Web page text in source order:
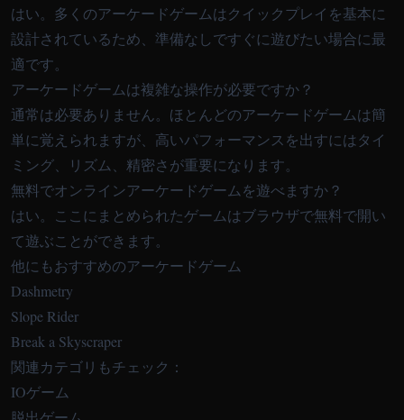
はい。多くのアーケードゲームはクイックプレイを基本に
設計されているため、準備なしですぐに遊びたい場合に最
適です。
アーケードゲームは複雑な操作が必要ですか？
通常は必要ありません。ほとんどのアーケードゲームは簡
単に覚えられますが、高いパフォーマンスを出すにはタイ
ミング、リズム、精密さが重要になります。
無料でオンラインアーケードゲームを遊べますか？
はい。ここにまとめられたゲームはブラウザで無料で開い
て遊ぶことができます。
他にもおすすめのアーケードゲーム
Dashmetry
Slope Rider
Break a Skyscraper
関連カテゴリもチェック：
IOゲーム